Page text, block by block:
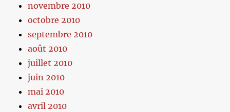
novembre 2010
octobre 2010
septembre 2010
août 2010
juillet 2010
juin 2010
mai 2010
avril 2010